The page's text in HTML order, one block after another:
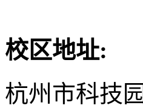
校区地址:
杭州市科技